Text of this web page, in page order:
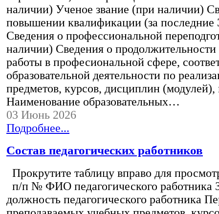
наличии) Ученое звание (при наличии)
повышении квалификации (за последние
Сведения о профессиональной
наличии) Сведения о
работы в професиональной сфере,
образовательной деятельности по
предметов, курсов, дисциплин (модулей),
Наименование образовательных…
03 Июнь 2026
Подробнее...
Состав педагогических работников
Прокрутите таблицу вправо для
п/п № ФИО педагогического работника
должность педагогического работника